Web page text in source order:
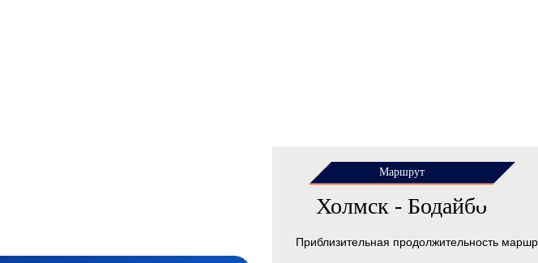
Маршрут
Холмск - Бодайбо
Приблизительная продолжительность